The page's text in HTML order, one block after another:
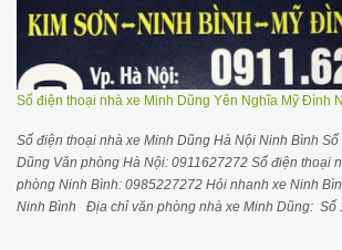
Số điện thoại nhà xe Minh Dũng Yên Nghĩa Mỹ Đình
Số điện thoại nhà xe Minh Dũng Hà Nội Ninh Bình
Dũng Văn phòng Hà Nội: 0911627272 Số điện thoại
phòng Ninh Bình: 0985227272 Hỏi nhanh xe Ninh
Ninh Bình Địa chỉ văn phòng nhà xe Minh Dũng: Số